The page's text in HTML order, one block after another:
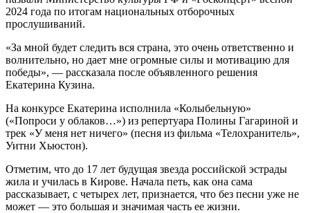
2024 года по итогам национальных отборочных
прослушиваний.
«За мной будет следить вся страна, это очень ответственно и
волнительно, но дает мне огромные силы и мотивацию для
победы», — рассказала после объявленного решения
Екатерина Кузина.
На конкурсе Екатерина исполнила «Колыбельную»
(«Попроси у облаков…») из репертуара Полины Гагариной и
трек «У меня нет ничего» (песня из фильма «Телохранитель»,
Уитни Хьюстон).
Отметим, что до 17 лет будущая звезда российской эстрады
жила и училась в Кирове. Начала петь, как она сама
рассказывает, с четырех лет, признается, что без песни уже не
может — это большая и значимая часть ее жизни.